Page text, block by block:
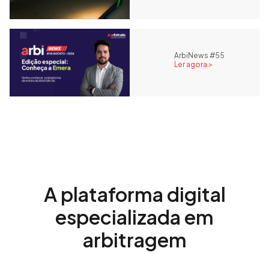
ArbiNews #55
Ler agora >
A plataforma digital
especializada em
arbitragem